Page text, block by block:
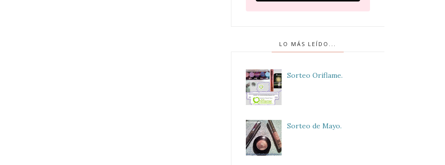
LO MÁS LEÍDO...
Sorteo Oriflame.
Sorteo de Mayo.